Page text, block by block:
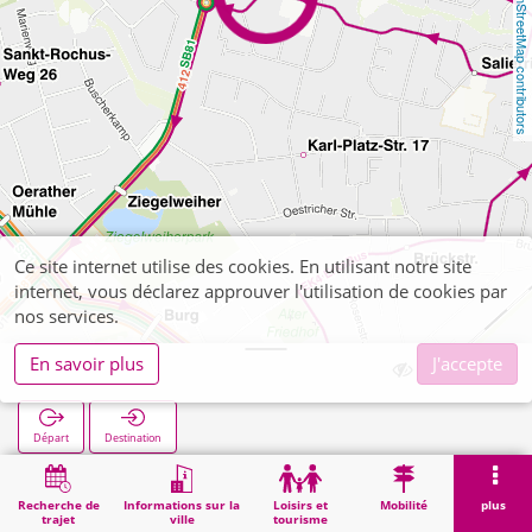
OpenStreetMap contributors
Recherche de
trajet
Informations sur la
ville
Loisirs et
tourisme
Mobilité plus
Pro Seniore
Départ Destination
Démarrage Pro Seniore
Ce site internet utilise des cookies. En utilisant notre site
internet, vous déclarez approuver l'utilisation de cookies par
nos services.
En savoir plus
J'accepte